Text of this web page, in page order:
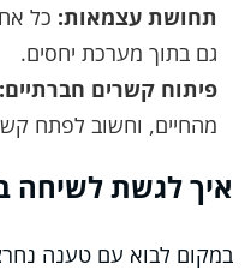
תחושת עצמאות: כל
גם בתוך מערכת יחסים.
פיתוח קשרים חברתיים:
מהחיים, וחשוב לפתח
איך לגשת לשיחה
במקום לבוא עם טענה